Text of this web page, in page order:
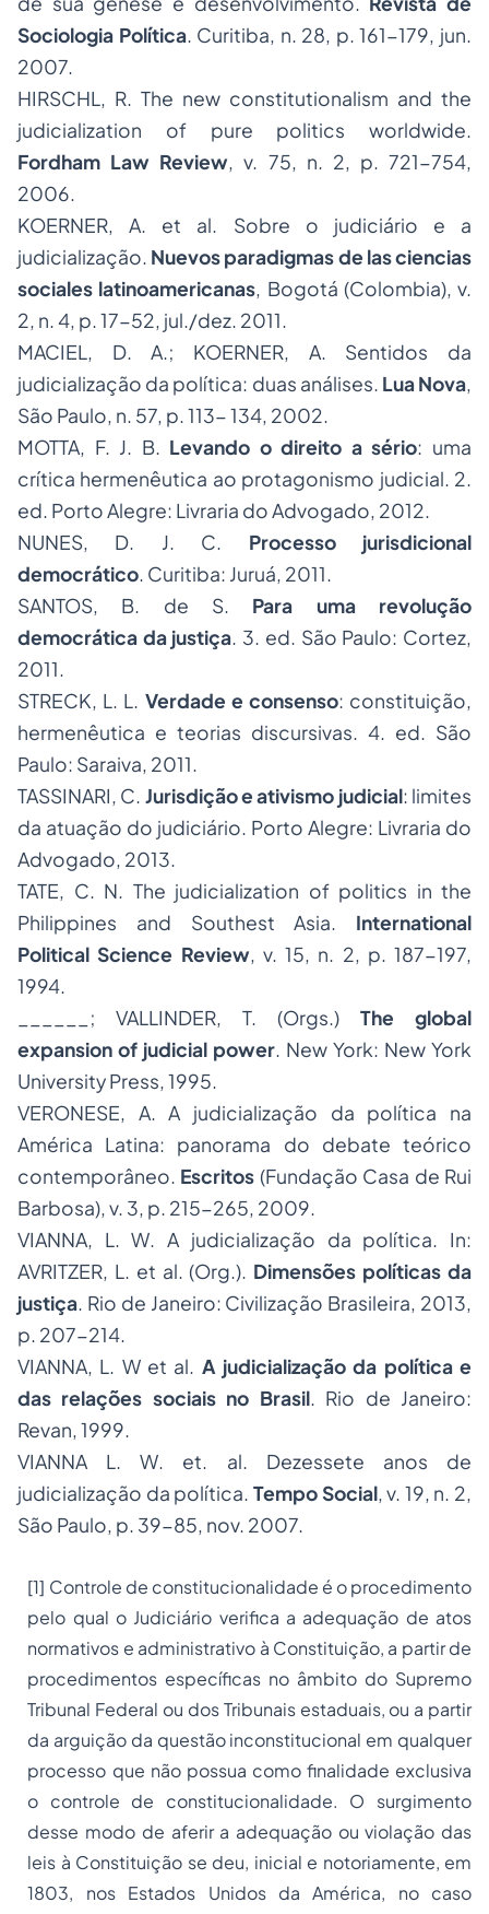
Sociologia Política. Curitiba, n. 28, p. 161-179, jun.
2007.
HIRSCHL, R. The new constitutionalism and the
judicialization of pure politics worldwide.
Fordham Law Review, v. 75, n. 2, p. 721-754,
2006.
KOERNER, A. et al. Sobre o judiciário e a
judicialização. Nuevos paradigmas de las ciencias
sociales latinoamericanas, Bogotá (Colombia), v.
2, n. 4, p. 17-52, jul./dez. 2011.
MACIEL, D. A.; KOERNER, A. Sentidos da
judicialização da política: duas análises. Lua Nova,
São Paulo, n. 57, p. 113- 134, 2002.
MOTTA, F. J. B. Levando o direito a sério: uma
crítica hermenêutica ao protagonismo judicial. 2.
ed. Porto Alegre: Livraria do Advogado, 2012.
NUNES, D. J. C. Processojurisdicional
democrático. Curitiba: Juruá, 2011.
SANTOS, B. de S. Para uma revolução
democrática da justiça. 3. ed. São Paulo: Cortez,
2011.
STRECK, L. L. Verdade e consenso: constituição,
hermenêutica e teorias discursivas. 4. ed. São
Paulo: Saraiva, 2011.
TASSINARI, C. Jurisdição eativismo judicial: limites
da atuação do judiciário. Porto Alegre: Livraria do
Advogado, 2013.
TATE, C. N. The judicialization of politics in the
Philippines and Southest Asia. International
Political Science Review, v. 15, n. 2, p. 187-197,
1994.
______; VALLINDER, T. (Orgs.) The global
expansion of judicial power. New York: New York
University Press, 1995.
VERONESE, A. A judicialização da política na
América Latina: panorama do debate teórico
contemporâneo. Escritos (Fundação Casa de Rui
Barbosa), v. 3, p. 215-265, 2009.
VIANNA, L. W. A judicialização da política. In:
AVRITZER, L. et al. (Org.). Dimensões políticas da
justiça. Rio de Janeiro: Civilização Brasileira, 2013,
p. 207-214.
VIANNA, L. W et al. A judicialização da política e
das relações sociais no Brasil. Rio de Janeiro:
Revan, 1999.
VIANNA L. W. et. al. Dezessete anos de
judicialização da política. Tempo Social, v. 19, n. 2,
São Paulo, p. 39-85, nov. 2007.
[1] Controle de constitucionalidade é o procedimento
pelo qual o Judiciário verifica a adequação de atos
normativos e administrativo à Constituição, a partir de
procedimentos específicas no âmbito do Supremo
Tribunal Federal ou dos Tribunais estaduais, ou a partir
da arguição da questão inconstitucional em qualquer
processo que não possua como finalidade exclusiva
o controle de constitucionalidade. O surgimento
desse modo de aferir a adequação ou violação das
leis à Constituição se deu, inicial e notoriamente, em
1803, nos Estados Unidos da América, no caso